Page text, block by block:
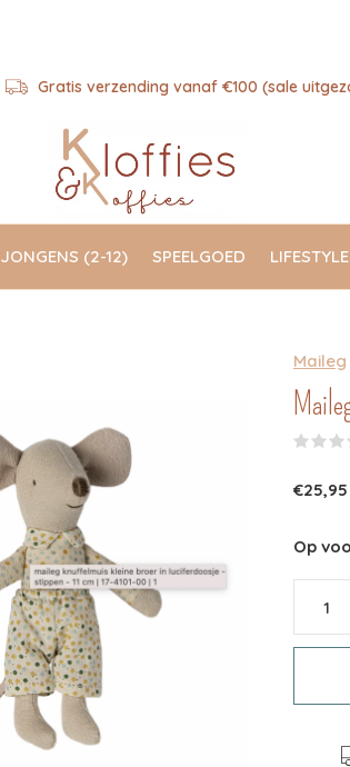
JONGENS (2-12) SPEELGOED LIFESTYLE
Gratis verzending vanaf €100 (sale
Maileg
€25,95
Op